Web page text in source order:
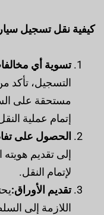
كيفية نقل تسجيل
تسوية أي
التسجيل، تأكد
مستحقة على
إتمام عملية
الحصول على
إلى تقديم
لإتمام النقل.
تقديم الأوراق:
اللازمة إلى